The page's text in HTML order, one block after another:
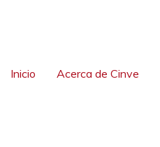
Inicio Acerca de Cinve